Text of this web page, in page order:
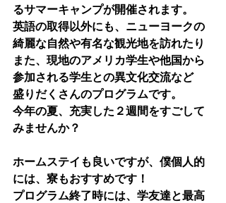
るサマーキャンプが開催されます。
英語の取得以外にも、ニューヨークの
綺麗な自然や有名な観光地を訪れたり
また、現地のアメリカ学生や他国から
参加される学生との異文化交流など
盛りだくさんのプログラムです。
今年の夏、充実した２週間をすごして
みませんか？
ホームステイも良いですが、僕個人的
には、寮もおすすめです！
プログラム終了時には、学友達と最高